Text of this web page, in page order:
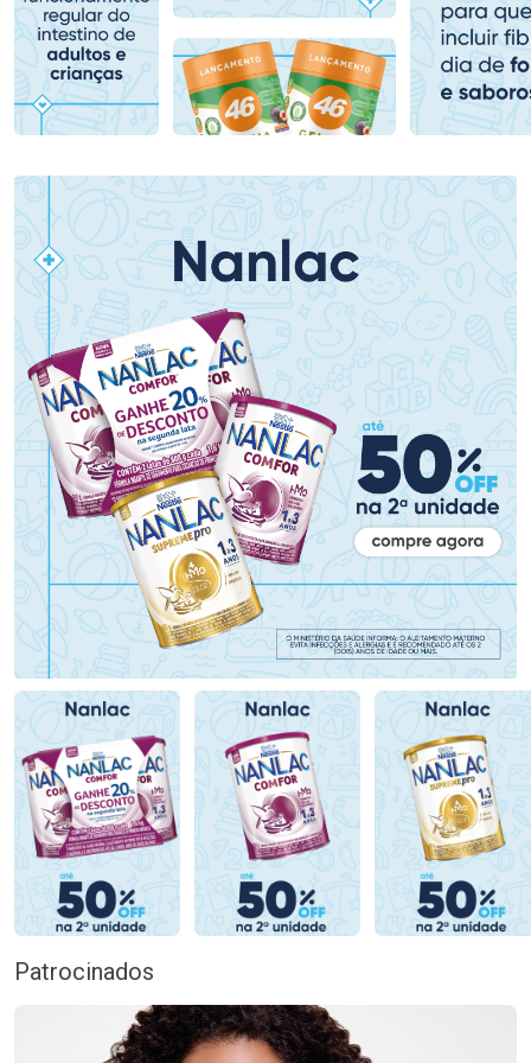
Comprar sem Desconto
Por R$ 58,04/cada
Comprar sem Desconto
Por R$ 58,04/cada
Comprar sem Desconto
Por R$ 76,48/cada
Comprar sem Desconto
Por R$ 76,48/cada
Patrocinados